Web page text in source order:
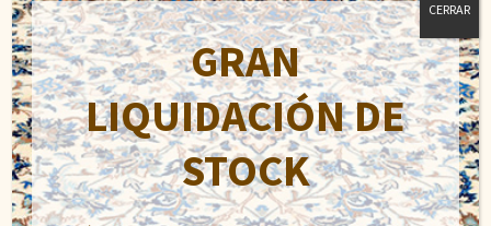
Kazak Super Fino
GRAN
LIQUIDACIÓN DE
STOCK
CERRAR